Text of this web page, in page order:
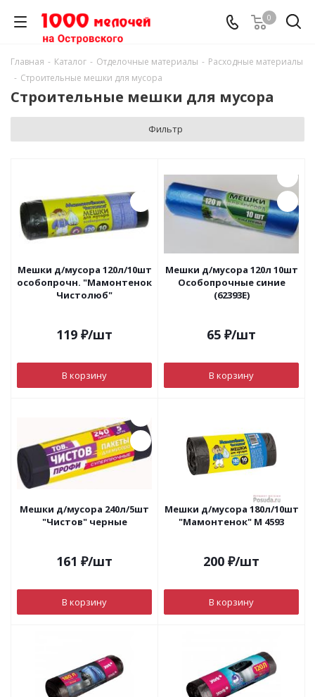
0
Главная - Каталог - Отделочные материалы - Расходные материалы
- Строительные мешки для мусора
Строительные мешки для мусора
Фильтр
Мешки д/мусора 120л/10шт
особопрочн. "Мамонтенок
Чистолюб"
119 ₽/шт
В корзину
Мешки д/мусора 120л 10шт
Особопрочные синие
(62393Е)
65 ₽/шт
В корзину
Мешки д/мусора 240л/5шт
"Чистов" черные
161 ₽/шт
В корзину
Мешки д/мусора 180л/10шт
"Мамонтенок" М 4593
200 ₽/шт
В корзину